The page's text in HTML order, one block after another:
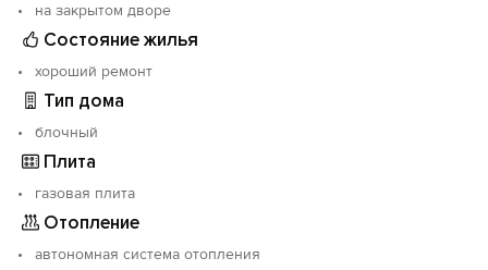
на закрытом дворе
Состояние жилья
хороший ремонт
Тип дома
блочный
Плита
газовая плита
Отопление
автономная система отопления